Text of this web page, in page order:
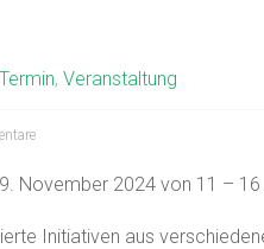
Termin, Veranstaltung
November 2024 von 11 –
Initiativen aus